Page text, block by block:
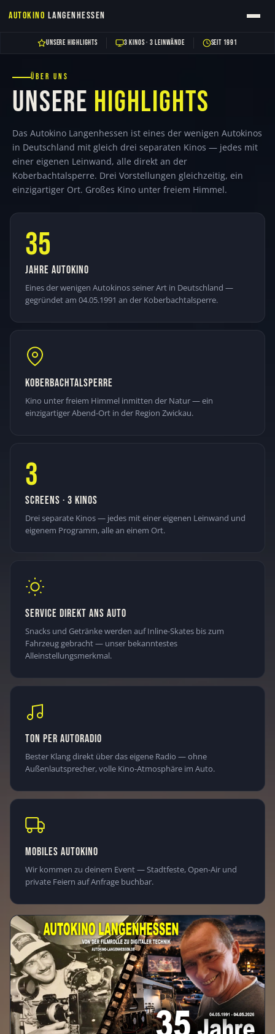
Autokino Langenhessen -- °C
Inhalt
springen
UNSERE HIGHLIGHTS 3 KINOS · 3 LEINWÄNDE SEIT 1991
ÜBER UNS
UNSERE HIGHLIGHTS
Das Autokino Langenhessen ist eines der wenigen Autokinos
in Deutschland mit gleich drei separaten Kinos — jedes mit
einer eigenen Leinwand, alle direkt an der
Koberbachtalsperre. Drei Vorstellungen gleichzeitig, ein
einzigartiger Ort. Großes Kino unter freiem Himmel.
35
JAHRE AUTOKINO
Eines der wenigen Autokinos seiner Art in Deutschland —
gegründet am 04.05.1991 an der Koberbachtalsperre.
KOBERBACHTALSPERRE
Kino unter freiem Himmel inmitten der Natur — ein
einzigartiger Abend-Ort in der Region Zwickau.
3
SCREENS · 3 KINOS
Drei separate Kinos — jedes mit einer eigenen Leinwand und
eigenem Programm, alle an einem Ort.
SERVICE DIREKT ANS AUTO
Snacks und Getränke werden auf Inline-Skates bis zum
Fahrzeug gebracht — unser bekanntestes
Alleinstellungsmerkmal.
TON PER AUTORADIO
Bester Klang direkt über das eigene Radio — ohne
Außenlautsprecher, volle Kino-Atmosphäre im Auto.
MOBILES AUTOKINO
Wir kommen zu deinem Event — Stadtfeste, Open-Air und
private Feiern auf Anfrage buchbar.